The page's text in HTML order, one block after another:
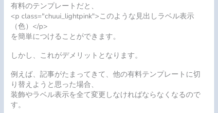
有料のテンプレートだと、
<p class="chuui_lightpink">このような見出しラベル表示
（色）</p>
を簡単につけることができます。
しかし、これがデメリットとなります。
例えば、記事がたまってきて、他の有料テンプレートに切
り替えようと思った場合、
装飾やラベル表示を全て変更 しなければならなくなるので
す。